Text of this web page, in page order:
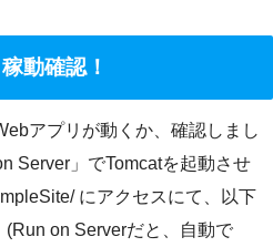
動確認！
アプリが動くか、確認しまし
Server」でTomcatを起動させ
にアクセスにて、以下
on Serverだと、自動で